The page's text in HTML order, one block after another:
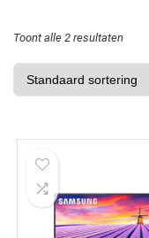
Toont alle 2 resultaten